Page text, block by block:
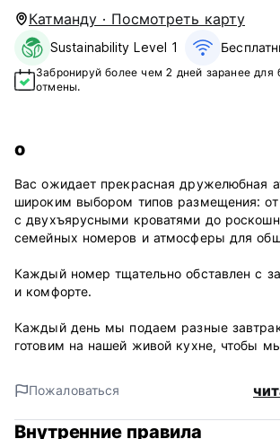
Катманду · Посмотреть карту
Sustainability Level 1
Забронируй более чем 2 дней заранее для
отмены.
о
Вас ожидает прекрасная дружелюбная
широким выбором типов размещения:
с двухъярусными кроватями до
семейных номеров и атмосферы для
Каждый номер тщательно обставлен с
и комфорте.
Каждый день мы подаем разные
готовим на нашей живой кухне, чтобы
Завтрак включает в себя бесплатный
также завтрак со свежими сезонными
Пожаловаться
Внутренние правила